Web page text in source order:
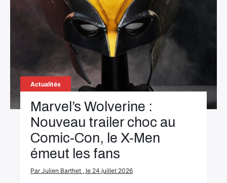
Actualités
Marvel’s Wolverine :
Nouveau trailer choc au
Comic-Con, le X-Men
émeut les fans
Par Julien Barthet , le 24 juillet 2026